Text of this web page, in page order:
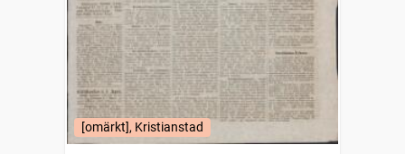
[omärkt], Kristianstad